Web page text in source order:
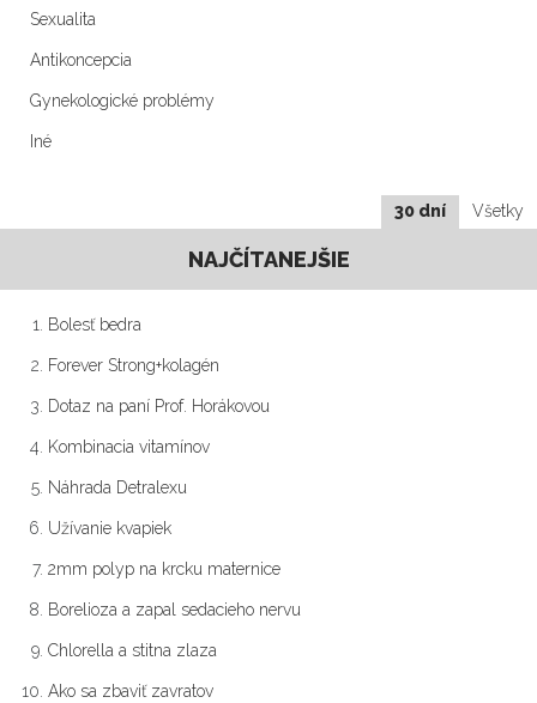
Sexualita
Antikoncepcia
Gynekologické problémy
Iné
30 dní Všetky
NAJČÍTANEJŠIE
Bolesť bedra
Forever Strong+kolagén
Dotaz na paní Prof. Horákovou
Kombinacia vitamínov
Náhrada Detralexu
Užívanie kvapiek
2mm polyp na krcku maternice
Borelioza a zapal sedacieho nervu
Chlorella a stitna zlaza
Ako sa zbaviť zavratov